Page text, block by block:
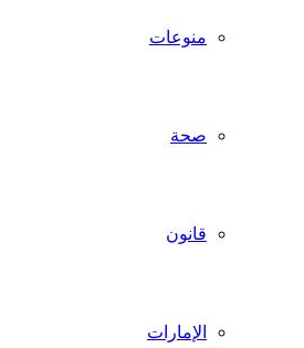
منوعات
صحة
قانون
الإمارات